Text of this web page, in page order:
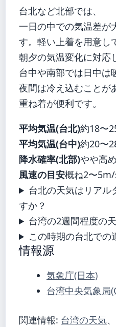
台北など北部では、
一日の中での気温差が
す。軽い上着を用意し
朝夕の気温変化に対応
台中や南部では日中は
夜間は冷え込むことが
重ね着が便利です。
平均気温(台北)約18〜
平均気温(台中)約20〜
降水確率(北部)やや高
風速の目安概ね2〜
台北の天気はリアル
すか？
台湾の2週間程度の
この時期の台北での
情報源
気象庁(日本)
台湾中央気象局
関連情報: 台湾の天気、